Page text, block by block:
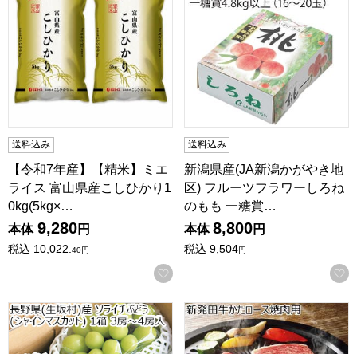
送料込み
【令和7年産】【精米】ミエ
ライス 富山県産こしひかり1
0kg(5kg×…
本体 9,280円
税込 10,022.40円
お気に入りに登録する
送料込み
新潟県産(JA新潟かがやき地
区) フルーツフラワーしろね
のもも 一糖賞…
本体 8,800円
税込 9,504円
長野県産(ブドウヤソライチ) ソライチぶどう(シャインマス
新発田牛かたロース焼肉用【